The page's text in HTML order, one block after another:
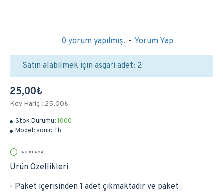
Stok Durumu:1000
Model: sonic-fb
0 yorum yapılmış. - Yorum Yap
25,00₺
Kdv Hariç : 25,00₺
Satın alabilmek için asgari adet: 2
AÇIKLAMA
Ürün Özellikleri
- Paket içerisinden 1 adet çıkmaktadır ve paket